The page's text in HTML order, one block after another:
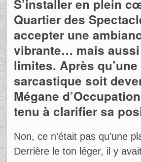
S’installer en plein
Quartier des
accepter une
vibrante… mais
limites. Après
sarcastique soit
Mégane
tenu à clarifier sa
Non, ce n’était pas qu’une
Derrière le ton léger, il y